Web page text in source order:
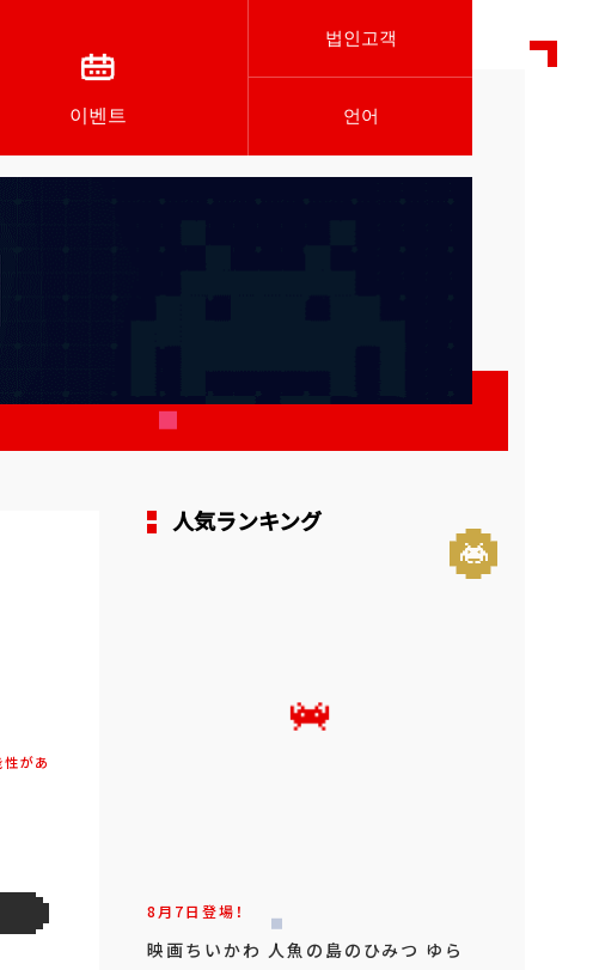
이벤트
법인고객
언어
があ
人気ランキング
8月7日登場！
映画ちいかわ 人魚の島のひみつ ゆら